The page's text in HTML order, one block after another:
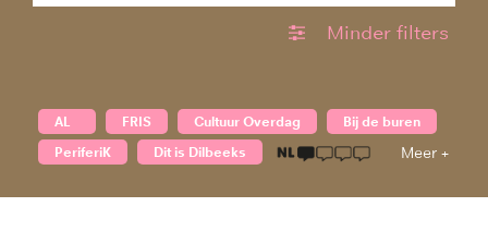
Minder filters
AL FRIS Cultuur Overdag
Bij de buren
PeriferiK
Dit is Dilbeeks 1 taalicoon Meer +